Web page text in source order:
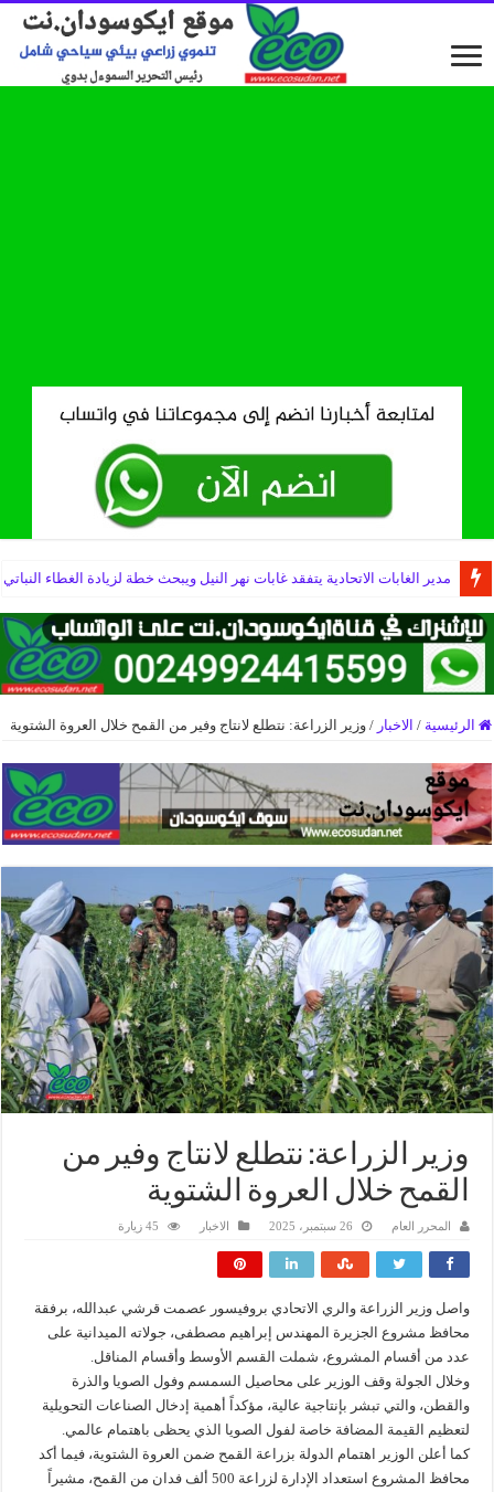
مدير الغابات الاتحادية يتفقد غابات نهر النيل ويبحث خطة لزيادة الغطاء النباتي
وزير الثروة الحيوانية يؤكد أهمية البحث العلمي في تطوير القطاع
الرئيسية / الاخبار / وزير الزراعة: نتطلع لانتاج وفير من القمح خلال العروة الشتوية
وزير الزراعة: نتطلع لانتاج وفير من
القمح خلال العروة الشتوية
المحرر العام 26 سبتمبر، 2025 الاخبار 45 زيارة
واصل وزير الزراعة والري الاتحادي بروفيسور عصمت قرشي عبدالله، برفقة
محافظ مشروع الجزيرة المهندس إبراهيم مصطفى، جولاته الميدانية على
عدد من أقسام المشروع، شملت القسم الأوسط وأقسام المناقل.
وخلال الجولة وقف الوزير على محاصيل السمسم وفول الصويا والذرة
والقطن، والتي تبشر بإنتاجية عالية، مؤكداً أهمية إدخال الصناعات التحويلية
لتعظيم القيمة المضافة خاصة لفول الصويا الذي يحظى باهتمام عالمي.
كما أعلن الوزير اهتمام الدولة بزراعة القمح ضمن العروة الشتوية، فيما أكد
محافظ المشروع استعداد الإدارة لزراعة 500 ألف فدان من القمح، مشيراً